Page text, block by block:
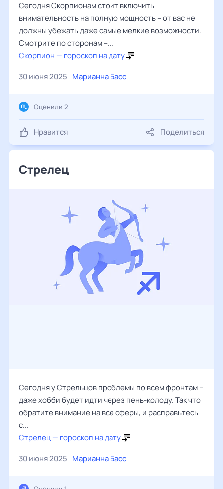
Сегодня Скорпионам стоит включить
внимательность на полную мощность – от вас не
должны убежать даже самые мелкие возможности.
Смотрите по сторонам –...
Скорпион — гороскоп на дату
30 июня 2025 Марианна Басс
Нравится Поделиться
Оценили 2
Стрелец
Сегодня у Стрельцов проблемы по всем фронтам –
даже хобби будет идти через пень-колоду. Так что
обратите внимание на все сферы, и расправьтесь
с...
Стрелец — гороскоп на дату
30 июня 2025 Марианна Басс